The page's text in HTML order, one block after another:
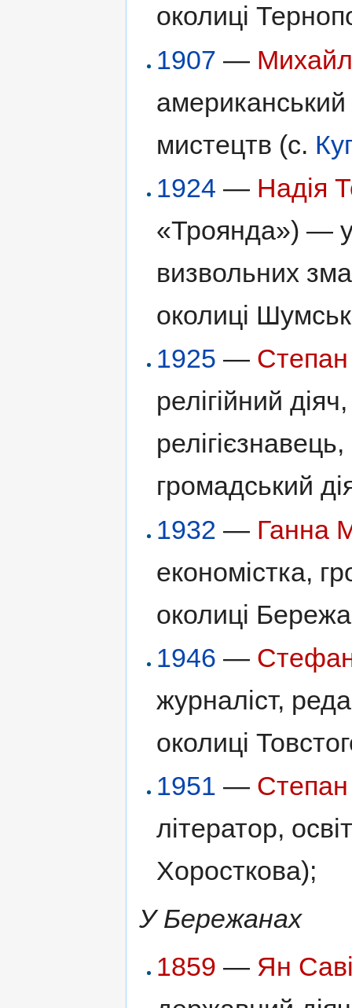
околиці
1907 —
американський
мистецтв (с.
1924 — Надія
«Троянда») —
визвольних
околиці
1925 —
релігійний
громадський
1932 — Ганна
економістка,
околиці
1946 —
журналіст,
околиці
1951 —
літератор,
Хоросткова);
У Бережанах
1859 — Ян